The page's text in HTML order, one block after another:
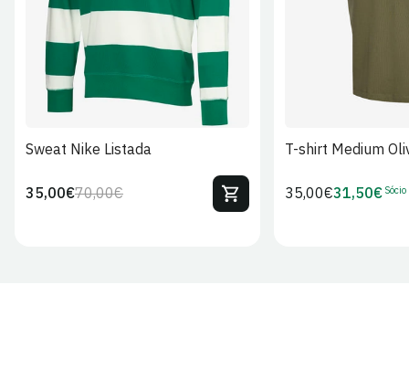
Sweat Nike Listada
Preço
70,00€Preço
35,00€
T-shirt Medium
Preço
35,00€Preço
31,50€ Sócio